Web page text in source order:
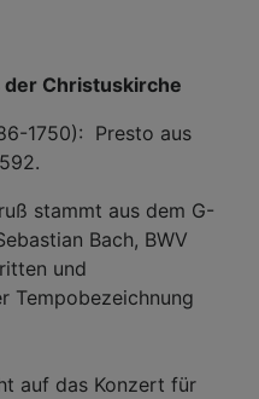
der Christuskirche
1750): Presto aus
stammt aus dem G-
Bach, BWV
und
Tempobezeichnung
auf das Konzert für